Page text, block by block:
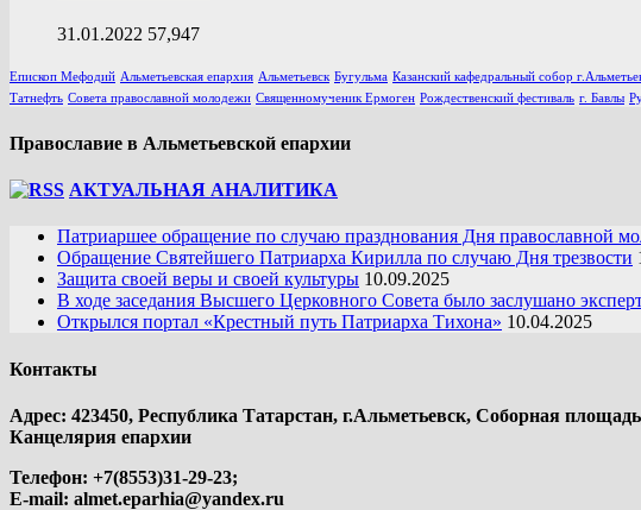
31.01.2022 57,947
Епископ Мефодий Альметьевская епархия Альметьевск Бугульма Казанский кафедральный собор
Татнефть Совета православной молодежи Священномученик Ермоген Рождественский фестиваль г. Бавлы
Православие в Альметьевской епархии
АКТУАЛЬНАЯ АНАЛИТИКА
Патриаршее обращение по случаю празднования Дня православной
Обращение Святейшего Патриарха Кирилла по случаю Дня трезвости
Защита своей веры и своей культуры 10.09.2025
В ходе заседания Высшего Церковного Совета было заслушано
Открылся портал «Крестный путь Патриарха Тихона» 10.04.2025
Контакты
Адрес: 423450, Республика Татарстан, г.Альметьевск, Соборная
Канцелярия епархии
Телефон: +7(8553)31-29-23;
E-mail: almet.eparhia@yandex.ru